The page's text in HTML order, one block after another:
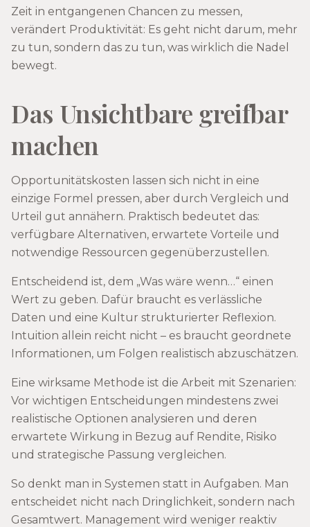
Zeit in entgangenen Chancen zu messen,
verändert Produktivität: Es geht nicht darum, mehr
zu tun, sondern das zu tun, was wirklich die Nadel
bewegt.
Das Unsichtbare greifbar
machen
Opportunitätskosten lassen sich nicht in eine
einzige Formel pressen, aber durch Vergleich und
Urteil gut annähern. Praktisch bedeutet das:
verfügbare Alternativen, erwartete Vorteile und
notwendige Ressourcen gegenüberzustellen.
Entscheidend ist, dem „Was wäre wenn…“ einen
Wert zu geben. Dafür braucht es verlässliche
Daten und eine Kultur strukturierter Reflexion.
Intuition allein reicht nicht – es braucht geordnete
Informationen, um Folgen realistisch abzuschätzen.
Eine wirksame Methode ist die Arbeit mit Szenarien:
Vor wichtigen Entscheidungen mindestens zwei
realistische Optionen analysieren und deren
erwartete Wirkung in Bezug auf Rendite, Risiko
und strategische Passung vergleichen.
So denkt man in Systemen statt in Aufgaben. Man
entscheidet nicht nach Dringlichkeit, sondern nach
Gesamtwert. Management wird weniger reaktiv